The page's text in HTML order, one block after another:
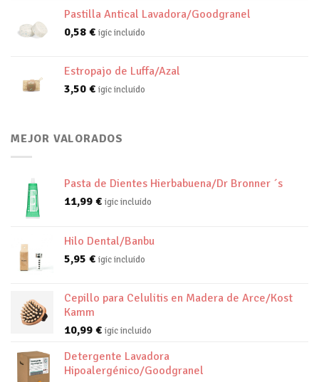
Pastilla Antical Lavadora/Goodgranel
0,58 € igic incluido
Estropajo de Luffa/Azal
3,50 € igic incluido
MEJOR VALORADOS
Pasta de Dientes Hierbabuena/Dr Bronner ´s
11,99 € igic incluido
Hilo Dental/Banbu
5,95 € igic incluido
Cepillo para Celulitis en Madera de Arce/Kost
Kamm
10,99 € igic incluido
Detergente Lavadora
Hipoalergénico/Goodgranel